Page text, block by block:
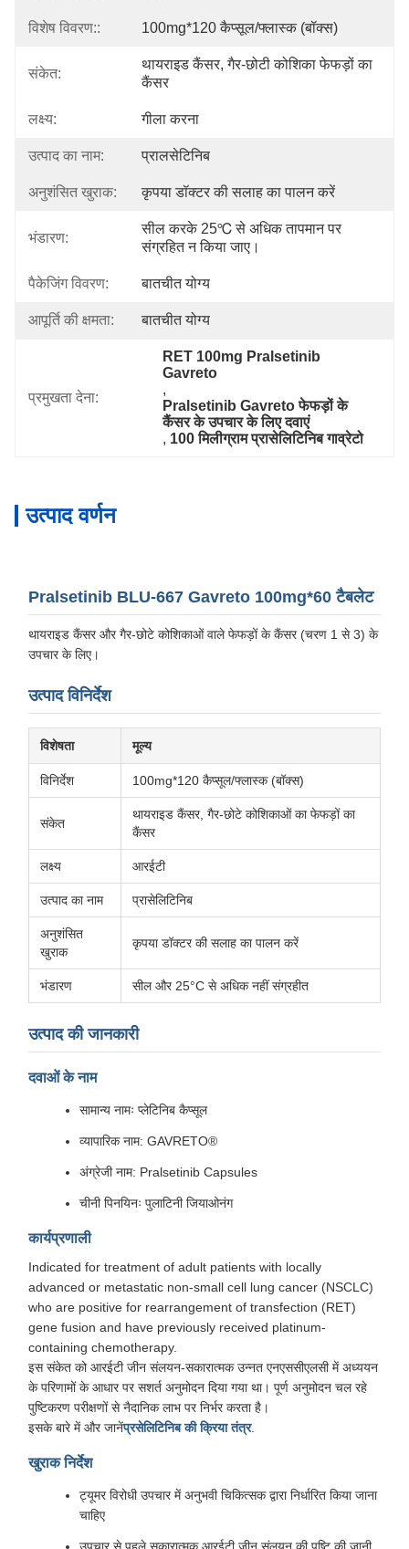
विशेष विवरण:: 100mg*120 कैप्सूल/फ्लास्क (बॉक्स)
संकेत:
थायराइड कैंसर, गैर-छोटी कोशिका फेफड़ों का
कैंसर
लक्ष्य: गीला करना
उत्पाद का नाम: प्रालसेटिनिब
अनुशंसित खुराक: कृपया डॉक्टर की सलाह का पालन करें
भंडारण:
सील करके 25℃ से अधिक तापमान पर
संग्रहित न किया जाए।
पैकेजिंग विवरण: बातचीत योग्य
आपूर्ति की क्षमता: बातचीत योग्य
प्रमुखता देना:
RET 100mg Pralsetinib
Gavreto
,
Pralsetinib Gavreto फेफड़ों के
कैंसर के उपचार के लिए दवाएं
, 100 मिलीग्राम प्रासेलिटिनिब गाव्रेटो
उत्पाद वर्णन
Pralsetinib BLU-667 Gavreto 100mg*60 टैबलेट
थायराइड कैंसर और गैर-छोटे कोशिकाओं वाले फेफड़ों के कैंसर (चरण 1 से 3) के
उपचार के लिए।
उत्पाद विनिर्देश
विशेषता मूल्य
विनिर्देश 100mg*120 कैप्सूल/फ्लास्क (बॉक्स)
संकेत
थायराइड कैंसर, गैर-छोटे कोशिकाओं का फेफड़ों का
कैंसर
लक्ष्य आरईटी
उत्पाद का नाम प्रासेलिटिनिब
अनुशंसित
खुराक
कृपया डॉक्टर की सलाह का पालन करें
भंडारण सील और 25°C से अधिक नहीं संग्रहीत
उत्पाद की जानकारी
दवाओं के नाम
सामान्य नामः प्लेटिनिब कैप्सूल
व्यापारिक नाम: GAVRETO®
अंग्रेजी नाम: Pralsetinib Capsules
चीनी पिनयिनः पुलाटिनी जियाओनंग
कार्यप्रणाली
Indicated for treatment of adult patients with locally
advanced or metastatic non-small cell lung cancer (NSCLC)
who are positive for rearrangement of transfection (RET)
gene fusion and have previously received platinum-
containing chemotherapy.
इस संकेत को आरईटी जीन संलयन-सकारात्मक उन्नत एनएससीएलसी में अध्ययन
के परिणामों के आधार पर सशर्त अनुमोदन दिया गया था। पूर्ण अनुमोदन चल रहे
पुष्टिकरण परीक्षणों से नैदानिक लाभ पर निर्भर करता है।
इसके बारे में और जानेंप्रसेलिटिनिब की क्रिया तंत्र.
खुराक निर्देश
ट्यूमर विरोधी उपचार में अनुभवी चिकित्सक द्वारा निर्धारित किया जाना
चाहिए